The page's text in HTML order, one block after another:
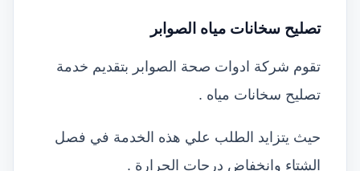
تصليح سخانات مياه الصوابر
تقوم شركة ادوات صحة الصوابر بتقديم خدمة
تصليح سخانات مياه .
حيث يتزايد الطلب علي هذه الخدمة في فصل
الشتاء وانخفاض درجات الحرارة .